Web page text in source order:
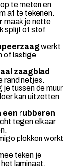
te meten en
af te tekenen.
maak je nette
splijt of stof
werkt
of lastige
zaagblad
rand netjes.
je tussen de muur
kan uitzetten
een rubberen
tegen elkaar
plekken werkt
teken je
laminaat.